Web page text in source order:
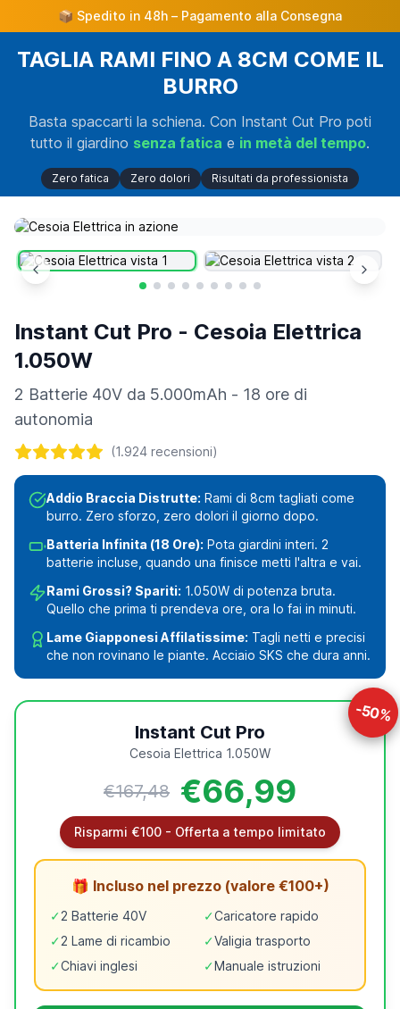
📦 Spedito in 48h – Pagamento alla Consegna
TAGLIA RAMI FINO A 8CM COME IL
BURRO
Basta spaccarti la schiena. Con Instant Cut Pro poti
tutto il giardino senza fatica e in metà del tempo.
Zero fatica Zero dolori Risultati da professionista
Instant Cut Pro - Cesoia Elettrica
1.050W
2 Batterie 40V da 5.000mAh - 18 ore di
autonomia
(1.924 recensioni)
Addio Braccia Distrutte: Rami di 8cm tagliati come
burro. Zero sforzo, zero dolori il giorno dopo.
Batteria Infinita (18 Ore): Pota giardini interi. 2
batterie incluse, quando una finisce metti l'altra e vai.
Rami Grossi? Spariti: 1.050W di potenza bruta.
Quello che prima ti prendeva ore, ora lo fai in minuti.
Lame Giapponesi Affilatissime: Tagli netti e precisi
che non rovinano le piante. Acciaio SKS che dura anni.
-50%
Instant Cut Pro
Cesoia Elettrica 1.050W
€167,48 €66,99
Risparmi €100 - Offerta a tempo limitato
🎁 Incluso nel prezzo (valore €100+)
✓2 Batterie 40V ✓Caricatore rapido
✓2 Lame di ricambio ✓Valigia trasporto
✓Chiavi inglesi ✓Manuale istruzioni